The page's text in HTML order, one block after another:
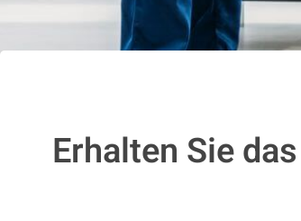
Erhalten Sie das